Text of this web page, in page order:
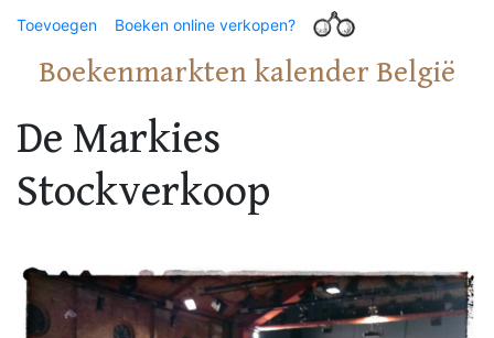
Toevoegen Boeken online verkopen?
Boekenmarkten kalender België
De Markies
Stockverkoop